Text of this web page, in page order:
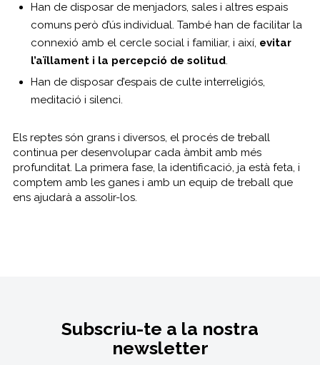
Han de disposar de menjadors, sales i altres espais
comuns però d’ús individual. També han de facilitar la
connexió amb el cercle social i familiar, i així, evitar
l’aïllament i la percepció de solitud.
Han de disposar d’espais de culte interreligiós,
meditació i silenci.
Els reptes són grans i diversos, el procés de treball
continua per desenvolupar cada àmbit amb més
profunditat. La primera fase, la identificació, ja està feta, i
comptem amb les ganes i amb un equip de treball que
ens ajudarà a assolir-los.
Subscriu-te a la nostra
newsletter